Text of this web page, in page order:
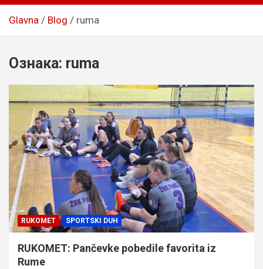
Glavna Blog ruma
Ознака: ruma
RUKOMET SPORTSKI DUH
RUKOMET: Pančevke pobedile favorita iz
Rume